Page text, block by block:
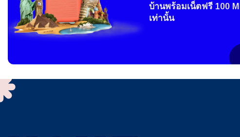
ฉันจะรับ
ในการรับ
เทคโนโลยี
ใช้งานให้คุ
บ้านพร้อมเน็ตฟรี 100
เท่านั้น